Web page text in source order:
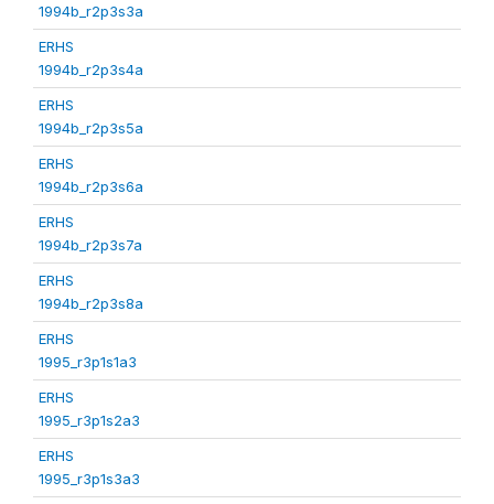
1994b_r2p3s3a
ERHS
1994b_r2p3s4a
ERHS
1994b_r2p3s5a
ERHS
1994b_r2p3s6a
ERHS
1994b_r2p3s7a
ERHS
1994b_r2p3s8a
ERHS
1995_r3p1s1a3
ERHS
1995_r3p1s2a3
ERHS
1995_r3p1s3a3